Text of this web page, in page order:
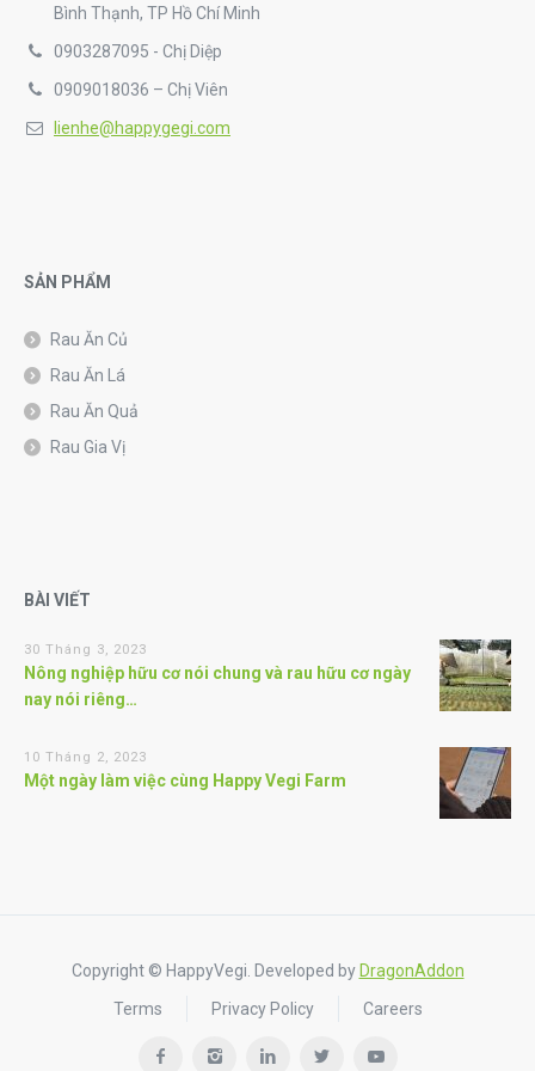
Bình Thạnh, TP Hồ Chí Minh
0903287095 - Chị Diệp
0909018036 – Chị Viên
lienhe@happygegi.com
SẢN PHẨM
Rau Ăn Củ
Rau Ăn Lá
Rau Ăn Quả
Rau Gia Vị
BÀI VIẾT
30 Tháng 3, 2023
Nông nghiệp hữu cơ nói chung và rau hữu cơ ngày
nay nói riêng…
10 Tháng 2, 2023
Một ngày làm việc cùng Happy Vegi Farm
Copyright © HappyVegi. Developed by DragonAddon
Terms
Privacy Policy Careers